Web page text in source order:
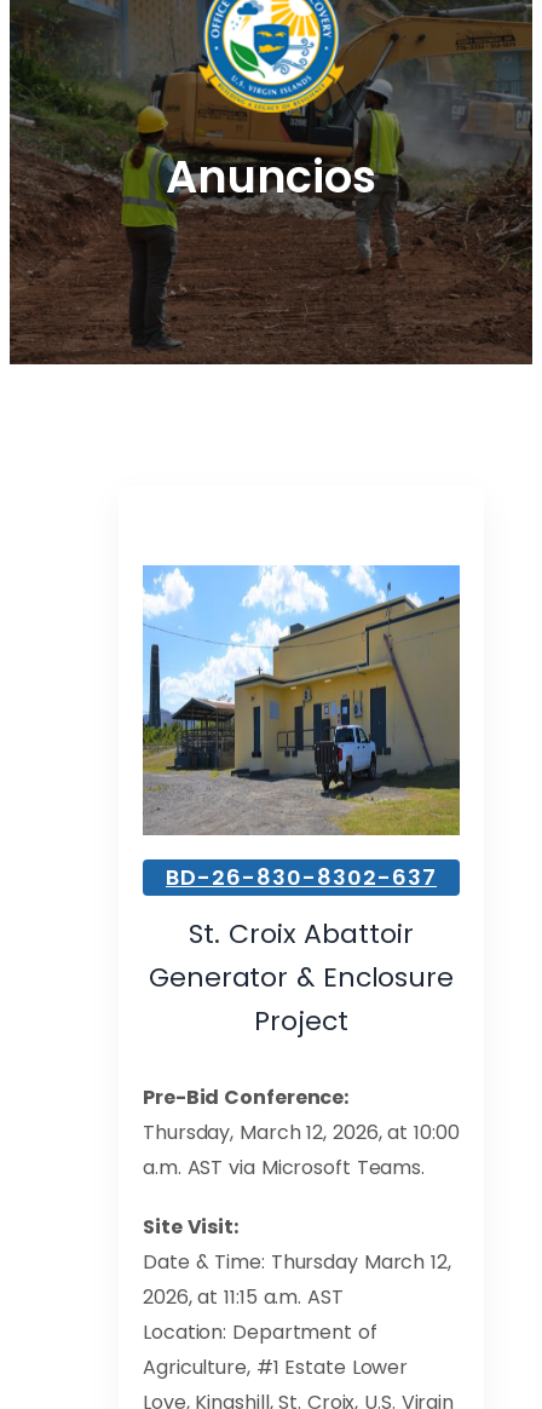
Anuncios
BD-26-830-8302-637
St. Croix Abattoir
Generator & Enclosure
Project
Pre-Bid Conference:
Thursday, March 12, 2026, at 10:00
a.m. AST via Microsoft Teams.
Site Visit:
Date & Time: Thursday March 12,
2026, at 11:15 a.m. AST
Location: Department of
Agriculture, #1 Estate Lower
Love, Kingshill, St. Croix, U.S. Virgin